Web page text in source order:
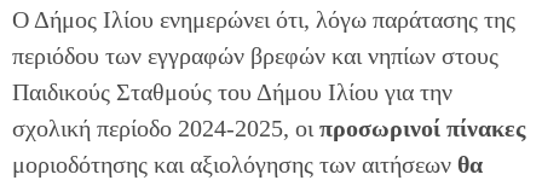
Ο Δήμος Ιλίου ενημερώνει ότι, λόγω παράτασης της
περιόδου των εγγραφών βρεφών και νηπίων στους
Παιδικούς Σταθμούς του Δήμου Ιλίου για την
σχολική περίοδο 2024-2025, οι προσωρινοί πίνακες
μοριοδότησης και αξιολόγησης των αιτήσεων θα